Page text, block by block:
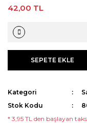
42,00 TL
SEPETE EKLE
Kategori
Stok Kodu
* 3,95 TL den başlayan